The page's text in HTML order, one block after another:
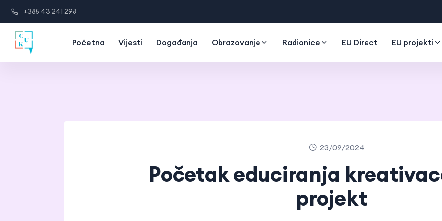
+385 43 241 298
Početna Vijesti Događanja Obrazovanje Radionice EU Direct EU projekti
23/09/2024
Početak educiranja
projekt